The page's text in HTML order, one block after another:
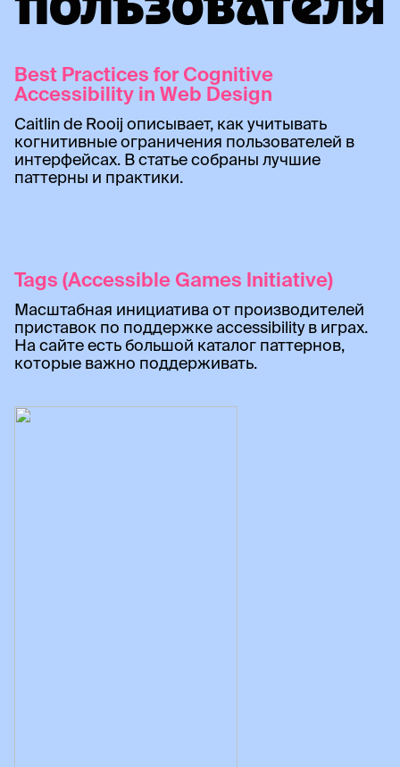
ПОЛЬЗОВАТЕЛЯ
Best Practices for Cognitive
Accessibility in Web Design
Caitlin de Rooij описывает, как учитывать
когнитивные ограничения пользователей в
интерфейсах. В статье собраны лучшие
паттерны и практики.
Tags (Accessible Games Initiative)
Масштабная инициатива от производителей
приставок по поддержке accessibility в играх.
На сайте есть большой каталог паттернов,
которые важно поддерживать.